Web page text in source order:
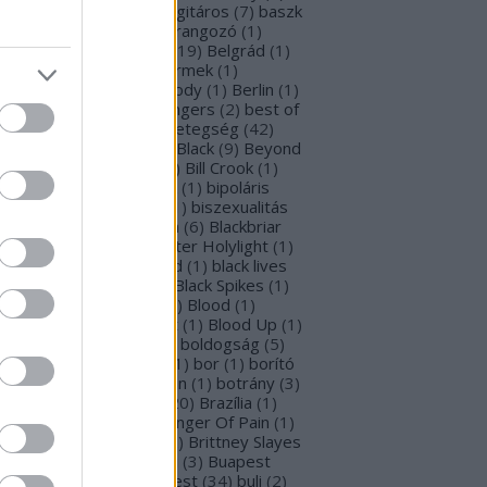
basszusgitáros (7) baszk
beharangozó (1 )
(1 19) Belgrád (1 )
Perron
belső gyermek (1 )
Ben Moody (1 ) Berlin (1 )
Gabi
Beste Zangers (2) best of
(1) beszámoló betegség (42)
Beyond The Black (9) Beyond
Matrix
) Bill Crook (1 )
Laura
(1 ) bipoláris
(1) ) biszexualitás
Blabbermouth (6) Blackbriar
Blackguard Blackwater Holylight (1 )
Anima
Black Gold (1 ) black lives
(1 Black Spikes (1 )
X-mas
) Blood (1 )
Blood Blast (1 ) Blood Up (1 )
boldogság (5)
(1 1 ) bor (1 ) borító
) borítókép Bosorkun (1 ) botrány (3)
20) Brazília (1 )
In( Bringer Of Pain (1 )
Me To Life
) Brittney Slayes
(3) Buapest
(2) búcsú Budapest (34) buli (2)